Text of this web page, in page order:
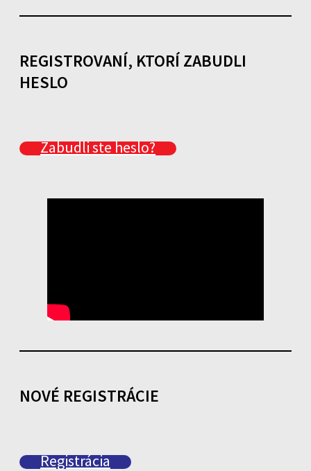
REGISTROVANÍ, KTORÍ ZABUDLI
HESLO
Zabudli ste heslo?
NOVÉ REGISTRÁCIE
Registrácia